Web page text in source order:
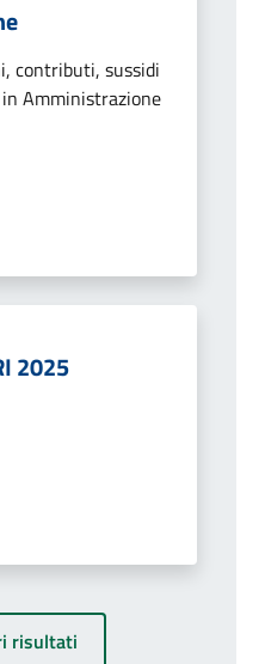
contributi, sussidi
Amministrazione
2025
risultati